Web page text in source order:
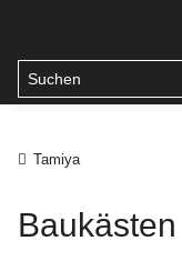
Tamiya
Baukästen